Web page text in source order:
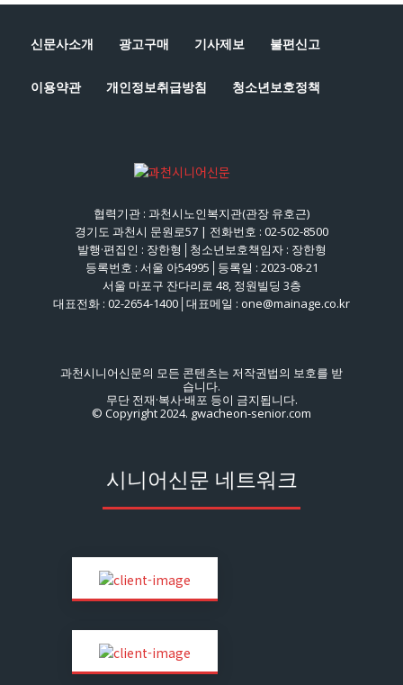
신문사소개 광고구매 기사제보 불편신고
이용약관 개인정보취급방침 청소년보호정책
협력기관 : 과천시노인복지관(관장 유호근)
경기도 과천시 문원로57 | 전화번호 : 02-502-8500
발행·편집인 : 장한형│청소년보호책임자 : 장한형
등록번호 : 서울 아54995│등록일 : 2023-08-21
서울 마포구 잔다리로 48, 정원빌딩 3층
대표전화 : 02-2654-1400│대표메일 : one@mainage.co.kr
과천시니어신문의 모든 콘텐츠는 저작권법의 보호를 받
습니다.
무단 전재·복사·배포 등이 금지됩니다.
© Copyright 2024. gwacheon-senior.com
시니어신문 네트워크